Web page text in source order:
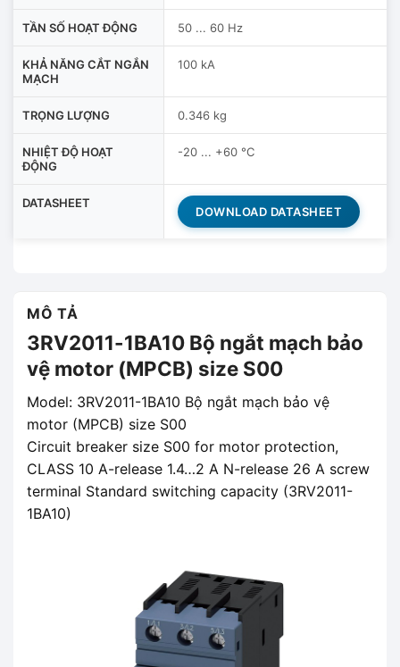
TẦN SỐ HOẠT ĐỘNG 50 ... 60 Hz
KHẢ NĂNG CẮT NGẮN
MẠCH
100 kA
TRỌNG LƯỢNG 0.346 kg
NHIỆT ĐỘ HOẠT
ĐỘNG
-20 ... +60 °C
DATASHEET
DOWNLOAD DATASHEET
MÔ TẢ
3RV2011-1BA10 Bộ ngắt mạch bảo
vệ motor (MPCB) size S00
Model: 3RV2011-1BA10 Bộ ngắt mạch bảo vệ
motor (MPCB) size S00
Circuit breaker size S00 for motor protection,
CLASS 10 A-release 1.4…2 A N-release 26 A screw
terminal Standard switching capacity (3RV2011-
1BA10)